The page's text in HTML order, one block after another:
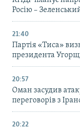
Росію –
21:40
Партія «Тиса»
президента
20:57
Оман засудив
переговорів з
20:22